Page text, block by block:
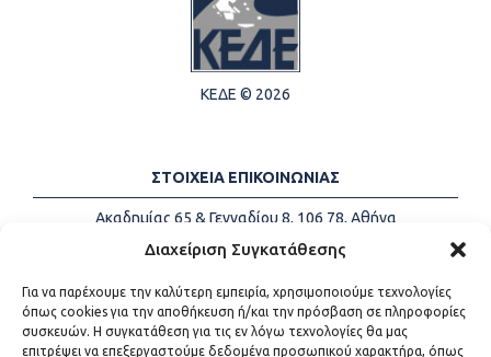
Διαχείριση Συγκατάθεσης
Για να παρέχουμε την καλύτερη εμπειρία, χρησιμοποιούμε τεχνολογίες
όπως cookies για την αποθήκευση ή/και την πρόσβαση σε πληροφορίες
συσκευών. Η συγκατάθεση για τις εν λόγω τεχνολογίες θα μας
επιτρέψει να επεξεργαστούμε δεδομένα προσωπικού χαρακτήρα, όπως
ΚΕΔΕ © 2026
ΣΤΟΙΧΕΙΑ ΕΠΙΚΟΙΝΩΝΙΑΣ
Ακαδημίας 65 & Γενναδίου 8, 106 78, Αθήνα
Τηλέφωνα:
+30 213-2147500
Email:
info@kede.gr